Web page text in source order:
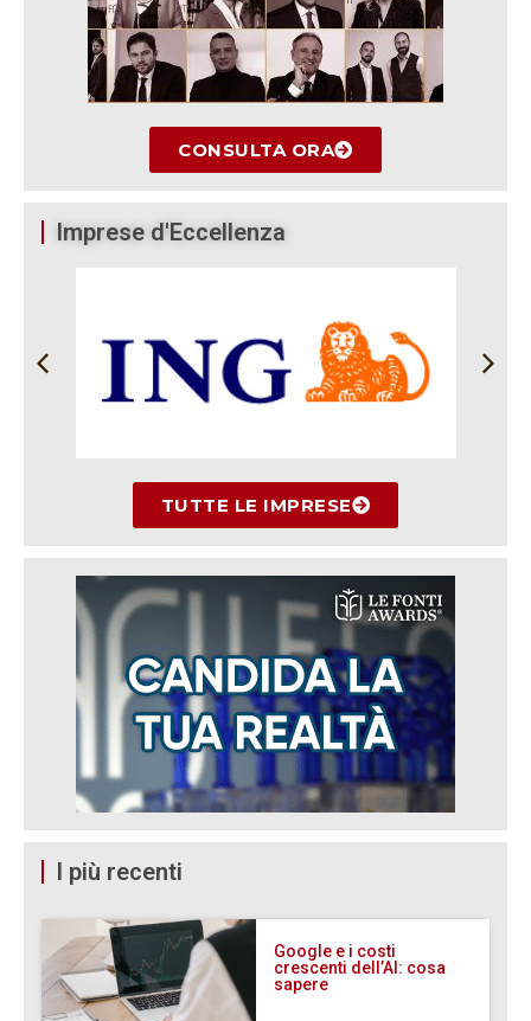
CONSULTA ORA
Imprese d'Eccellenza
TUTTE LE IMPRESE
I più recenti
Google e i costi
crescenti dell’AI: cosa
sapere